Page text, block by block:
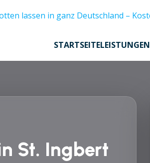
STARTSEITELEISTUNGEN
St. Ingbert